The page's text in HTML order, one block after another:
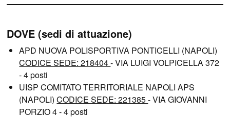
DOVE (sedi di attuazione)
APD NUOVA POLISPORTIVA PONTICELLI (NAPOLI)
CODICE SEDE: 218404- VIA LUIGI VOLPICELLA 372
- 4 posti
UISP COMITATO TERRITORIALE NAPOLI APS
(NAPOLI)CODICE SEDE: 221385- VIA GIOVANNI
PORZIO 4 - 4 posti